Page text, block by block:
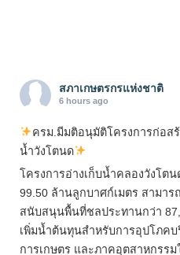
สภาเกษตรกรแห่งชาติ
6 hours ago
ครม.มีมติอนุมัติโครงการก่อสร้
น้ำวังโตนด
โครงการอ่างเก็บน้ำคลองวังโต
99.50 ล้านลูกบาศก์เมตร สามาร
สนับสนุนพื้นที่ชลประทานกว่า
เพิ่มน้ำต้นทุนสำหรับการอุปโภคบ
การเกษตร และภาคอุตสาหกรรม